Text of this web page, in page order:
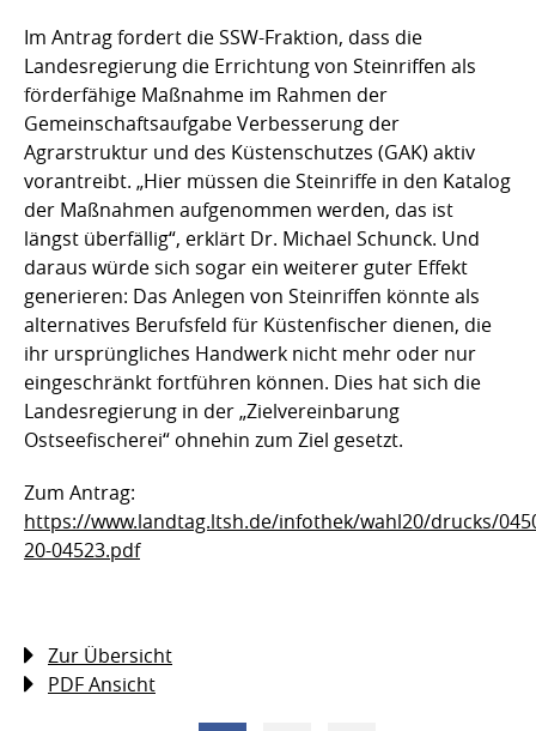
Im Antrag fordert die SSW-Fraktion, dass die
Landesregierung die Errichtung von Steinriffen als
förderfähige Maßnahme im Rahmen der
Gemeinschaftsaufgabe Verbesserung der
Agrarstruktur und des Küstenschutzes (GAK) aktiv
vorantreibt. „Hier müssen die Steinriffe in den Katalog
der Maßnahmen aufgenommen werden, das ist
längst überfällig“, erklärt Dr. Michael Schunck. Und
daraus würde sich sogar ein weiterer guter Effekt
generieren: Das Anlegen von Steinriffen könnte als
alternatives Berufsfeld für Küstenfischer dienen, die
ihr ursprüngliches Handwerk nicht mehr oder nur
eingeschränkt fortführen können. Dies hat sich die
Landesregierung in der „Zielvereinbarung
Ostseefischerei“ ohnehin zum Ziel gesetzt.
Zum Antrag:
https://www.landtag.ltsh.de/infothek/wahl20/drucks/
20-04523.pdf
Zur Übersicht
PDF Ansicht